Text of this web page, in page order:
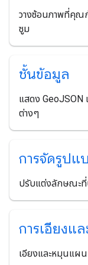
วางซ้อนภาพที่คุณ
ซูม
ชั้นข้อมูล
แสดง
ต่างๆ
การจัดรูปแ
ปรับแต่งลักษณะ
การเอียงแ
เอียงและหมุนแผ